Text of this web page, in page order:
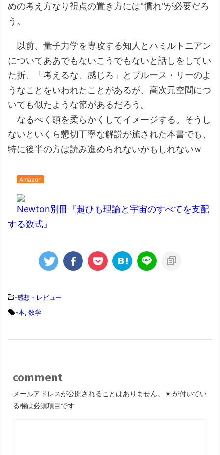
めの考え方なり視点の置き方には"慣れ"が必要だろ
う。
以前、量子力学を専攻する知人とハミルトニアン
についてああでもないこうでもないと話しをしてい
た折、「考えるな、感じろ」とブルース・リーのよ
うなことをいわれたことがあるが、高次元空間につ
いても似たような節があるだろう。
なるべく頭を柔らかくしてイメージする。そうし
ないといくら懇切丁寧な解説が施された本書でも、
特に後半の方は読み進められないかもしれないｗ
Amazon
Newton別冊『超ひも理論と宇宙のすべてを支配
する数式』
-感想・レビュー
-本, 数学
comment
メールアドレスが公開されることはありません。 ※ が付いてい
る欄は必須項目です